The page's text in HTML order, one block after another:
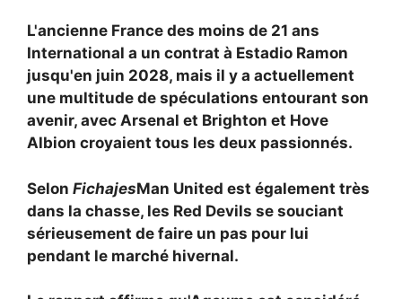
L'ancienne France des moins de 21 ans
International a un contrat à Estadio Ramon
jusqu'en juin 2028, mais il y a actuellement
une multitude de spéculations entourant son
avenir, avec Arsenal et Brighton et Hove
Albion croyaient tous les deux passionnés.
Selon FichajesMan United est également très
dans la chasse, les Red Devils se souciant
sérieusement de faire un pas pour lui
pendant le marché hivernal.